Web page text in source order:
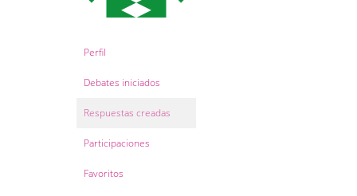
Perfil
Debates iniciados
Respuestas creadas
Participaciones
Favoritos